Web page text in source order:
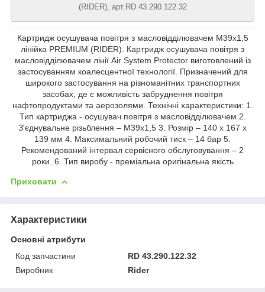
(RIDER), арт.RD 43.290.122.32
Картридж осушувача повітря з масловідділювачем М39х1,5
лінійка PREMIUM (RIDER). Картридж осушувача повітря з
масловідділювачем лінії Air System Protector виготовлений із
застосуванням коалесцентної технології. Призначений для
широкого застосування на різноманітних транспортних
засобах, де є можливість забруднення повітря
нафтопродуктами та аерозолями. Технічні характеристики: 1.
Тип картриджа - осушувач повітря з масловідділювачем 2.
З'єднувальне різьблення – М39х1,5 3. Розмір – 140 x 167 x
139 мм 4. Максимальний робочий тиск – 14 бар 5.
Рекомендований інтервал сервісного обслуговування – 2
роки. 6. Тип виробу - преміальна оригінальна якість
Приховати
Характеристики
Основні атрибути
Код запчастини
RD 43.290.122.32
Виробник
Rider